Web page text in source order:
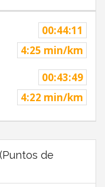
00:44:11
4:25 min/km
00:43:49
4:22 min/km
de